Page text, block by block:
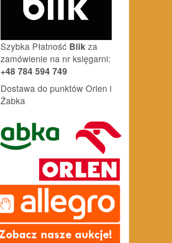
Szybka Płatność Blik za
zamówienie na nr księgarni:
+48 784 594 749
Dostawa do punktów Orlen i
Żabka